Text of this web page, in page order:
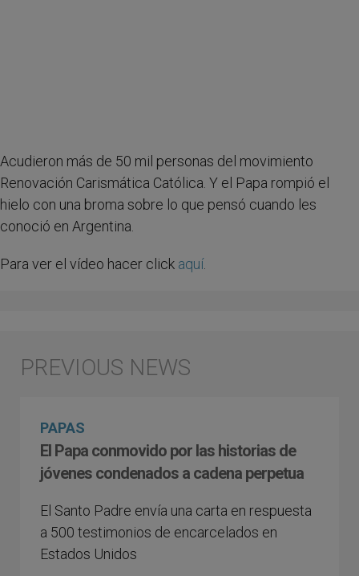
Acudieron más de 50 mil personas del movimiento
Renovación Carismática Católica. Y el Papa rompió el
hielo con una broma sobre lo que pensó cuando les
conoció en Argentina.
Para ver el vídeo hacer click aquí.
PAPAS
El Papa conmovido por las historias de
jóvenes condenados a cadena perpetua
El Santo Padre envía una carta en respuesta
a 500 testimonios de encarcelados en
Estados Unidos